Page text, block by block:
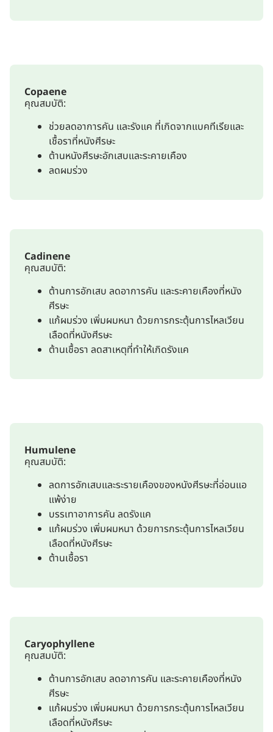
Copaene
คุณสมบัติ:
ช่วยลดอาการคัน และรังแค ที่เกิดจากแบคทีเรียและ
เชื้อราที่หนังศีรษะ
ต้านหนังศีรษะอักเสบและระคายเคือง
ลดผมร่วง
Cadinene
คุณสมบัติ:
ต้านการอักเสบ ลดอาการคัน และระคายเคืองที่หนัง
ศีรษะ
แก้ผมร่วง เพิ่มผมหนา ด้วยการกระตุ้นการไหลเวียน
เลือดที่หนังศีรษะ
ต้านเชื้อรา ลดสาเหตุที่ทำให้เกิดรังแค
Humulene
คุณสมบัติ:
ลดการอักเสบและระรายเคืองของหนังศีรษะที่อ่อนแอ
แพ้ง่าย
บรรเทาอาการคัน ลดรังแค
แก้ผมร่วง เพิ่มผมหนา ด้วยการกระตุ้นการไหลเวียน
เลือดที่หนังศีรษะ
ต้านเชื้อรา
Caryophyllene
คุณสมบัติ:
ต้านการอักเสบ ลดอาการคัน และระคายเคืองที่หนัง
ศีรษะ
แก้ผมร่วง เพิ่มผมหนา ด้วยการกระตุ้นการไหลเวียน
เลือดที่หนังศีรษะ